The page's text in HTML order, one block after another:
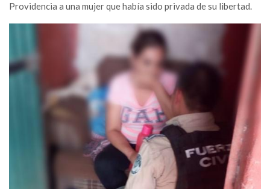
Providencia a una mujer que había sido privada de su libertad.